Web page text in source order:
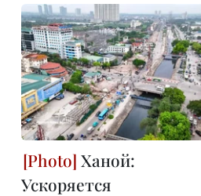
Ханой:
Ускоряется